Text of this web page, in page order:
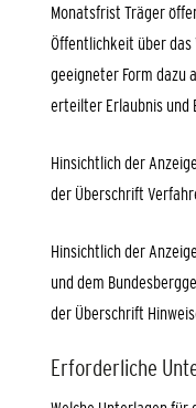
Monatsfrist Träger
Öffentlichkeit über
geeigneter Form dazu
erteilter Erlaubnis und
Hinsichtlich der
der Überschrift
Hinsichtlich der
und dem
der Überschrift
Erforderliche